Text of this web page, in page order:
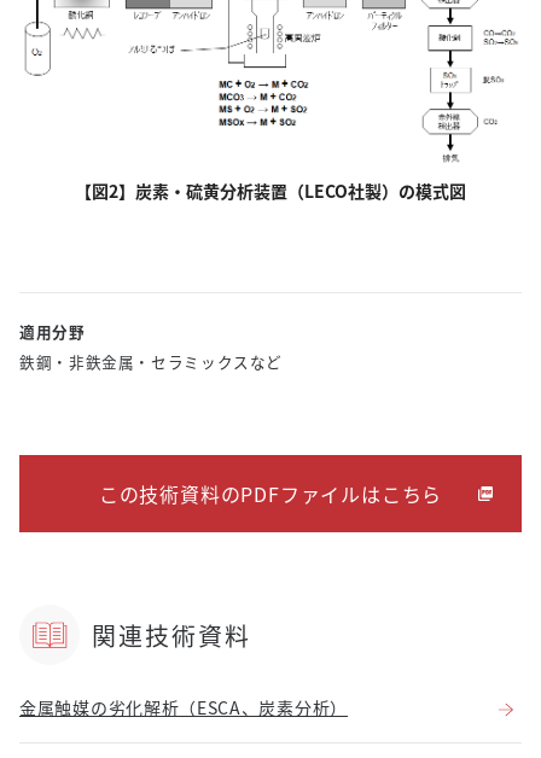
【図2】炭素・硫黄分析装置（LECO社製）の模式図
適用分野
鉄鋼・非鉄金属・セラミックスなど
この技術資料のPDFファイルはこちら
関連技術資料
金属触媒の劣化解析（ESCA、炭素分析）